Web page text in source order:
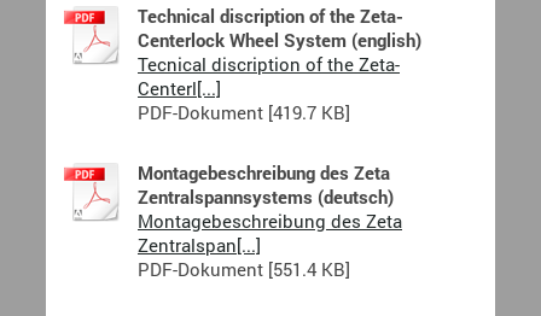
Technical discription of the Zeta-
Centerlock Wheel System (english)
Tecnical discription of the Zeta-
Centerl[...]
PDF-Dokument [419.7 KB]
Montagebeschreibung des Zeta
Zentralspannsystems (deutsch)
Montagebeschreibung des Zeta
Zentralspan[...]
PDF-Dokument [551.4 KB]